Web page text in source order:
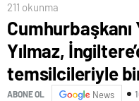
211 okunma
Cumhurbaşkanı
Yılmaz,
temsilcileriyle
ABONE OL News